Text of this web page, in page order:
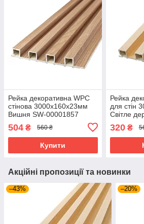
Рейка декоративна WPC
стінова 3000х160х23мм
Вишня SW-00001857
504 ₴ 560 ₴
Купити
Рейка
для стін
Світле
320₴
Акційні пропозиції та новинки
–43% –20%